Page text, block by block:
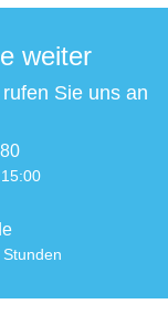
weiter
Sie uns an